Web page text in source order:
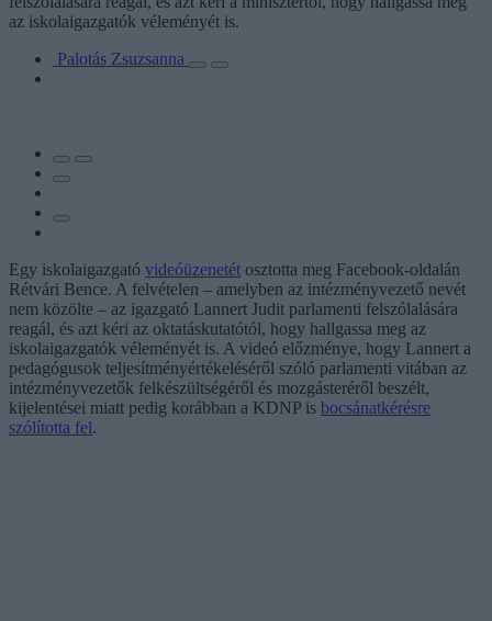
az iskolaigazgatók véleményét is.
Palotás Zsuzsanna
Egy iskolaigazgató videóüzenetét osztotta meg Facebook-oldalán
Rétvári Bence. A felvételen – amelyben az intézményvezető nevét
nem közölte – az igazgató Lannert Judit parlamenti felszólalására
reagál, és azt kéri az oktatáskutatótól, hogy hallgassa meg az
iskolaigazgatók véleményét is. A videó előzménye, hogy Lannert a
pedagógusok teljesítményértékeléséről szóló parlamenti vitában az
intézményvezetők felkészültségéről és mozgásteréről beszélt,
kijelentései miatt pedig korábban a KDNP is bocsánatkérésre
szólította fel.